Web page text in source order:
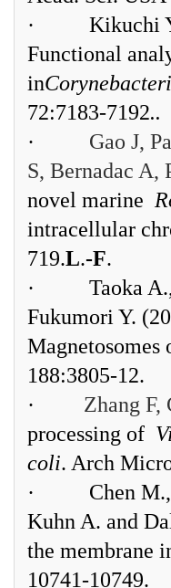
·
Kikuchi
Functional
in
72:7183-7192..
·
Gao J,
S, Bernadac A,
novel marine
intracellular
719.L.-F.
·
Taoka
Fukumori Y.
188:3805-12.
·
Zhang F,
processing of
coli. Arch
·
Chen
Kuhn A. and
the membrane
10741-10749.